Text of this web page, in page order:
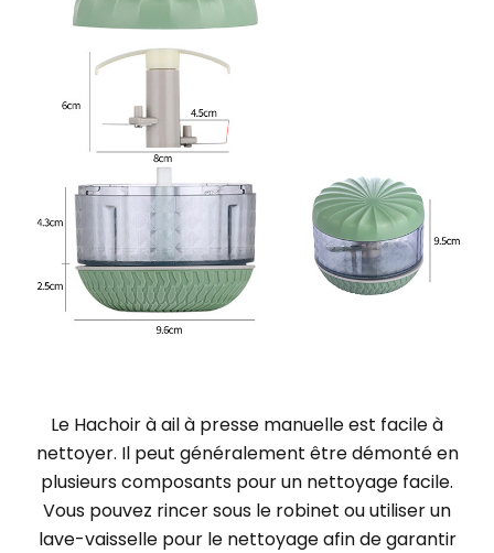
Le Hachoir à ail à presse manuelleest facile à
nettoyer. Il peut généralement être démonté en
plusieurs composants pour un nettoyage facile.
Vous pouvez rincer sous le robinet ou utiliser un
lave-vaisselle pour le nettoyage afin de garantir